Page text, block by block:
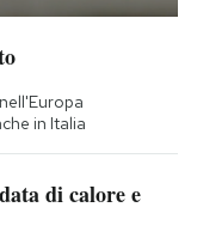
in Italia
di calore e